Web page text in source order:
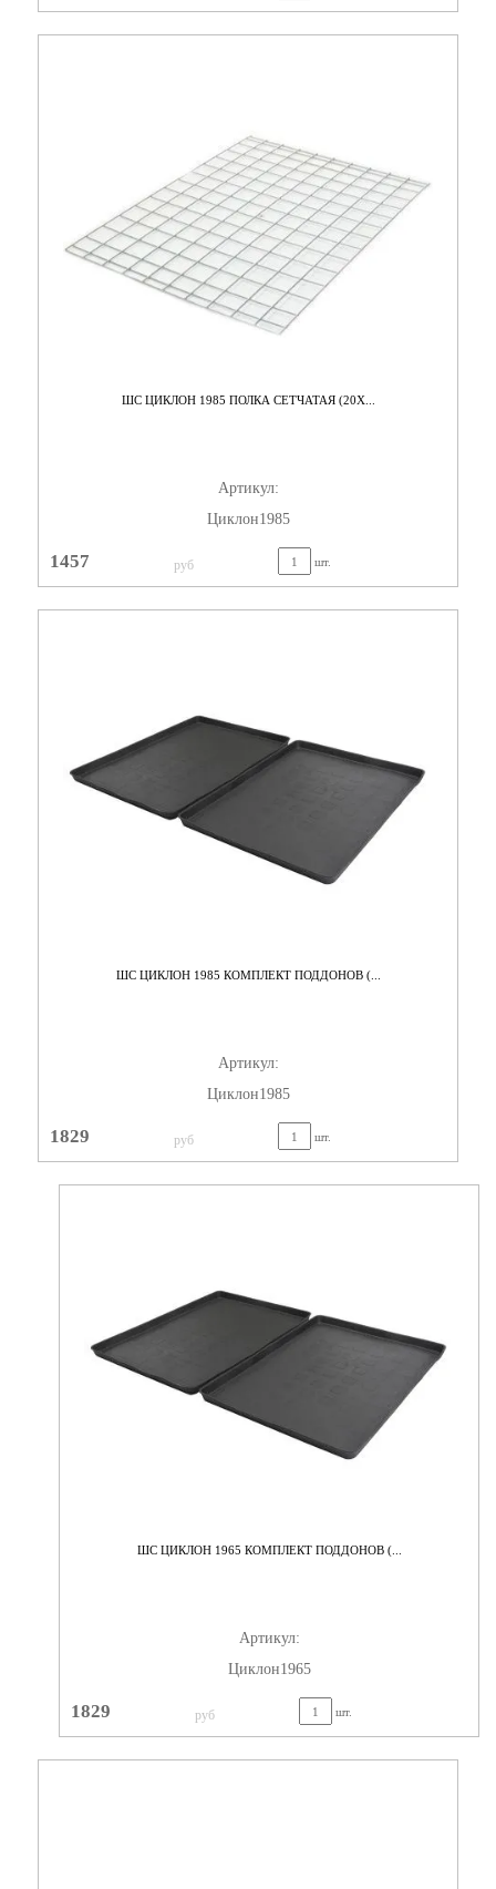
ШС ЦИКЛОН 1985 ПОЛКА СЕТЧАТАЯ (20X...
Артикул:
Циклон1985
1457 руб шт.
ШС ЦИКЛОН 1985 КОМПЛЕКТ ПОДДОНОВ (...
Артикул:
Циклон1985
1829 руб шт.
ШС ЦИКЛОН 1965 КОМПЛЕКТ ПОДДОНОВ (...
Артикул:
Циклон1965
1829 руб шт.